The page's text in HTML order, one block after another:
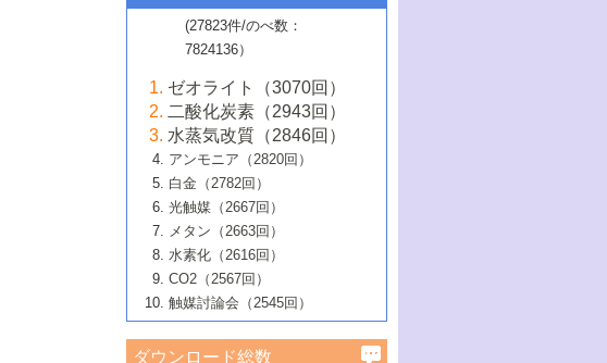
6号 石油のノーブル・ユースを志向した
触媒技術
大学：オンライン・対面開催）
B号 第127回触媒討論会（2021年・オン
ライン開催(Zoom)のみ）
5号 次世代の触媒プロセスを支えるマイ
6号 メタン転換技術の最新動向
B号 第125回触媒討論会（2020年・工学
院大学）
動向
4号 バイオマス化成品製造のための触媒
5号 固体触媒による含窒素有機化合物変
換の最前線
6号 貴金属使用量低減に向けた自動車排
ガス浄化触媒の開発
B号 第123回触媒討論会（2019年・大阪
5号 進化するゼオライト合成技術
6号 非貴金属系触媒における電気化学的
B号 第121回触媒討論会（2018年・東京
大学）
3号 無機分離膜材料の開発と触媒反応プ
ロセスへの適用
5号 水素のふるまいを解き明かす最先端
研究
6号 低級アルカンの有効利用のための触
媒技術
B号 第119回触媒討論会（2017年・首都
大学東京）
2号 リグニンからの化成品製造に向けた触
媒技術
3号 触媒研究の最先端～とびたて若き研究
者たち～（1）
4号 触媒研究の最先端～とびたて若き研究
者たち～（2）
5号 触媒研究の最先端～とびたて若き研究
者たち～（3）
6号 イオニクス材料と燃料電池・電解合成
の最新の研究動向
B号 第117回触媒討論会（2016年・大阪府
立大学）
1号 水素キャリアにかかわる触媒技術の新
2号 石油精製用触媒の最近の進展
3号 固体酸化物形燃料電池（SOFC）におけ
るアノード触媒上での燃料直接改質技術
4号 コアシェル構造の制御による触媒機能
5号 工業触媒およびその周辺技術の最近の
進歩
6号 ナノシート
B号 第115回触媒討論会（2015年・成蹊大
▼56巻（2014年）
2号 光触媒反応機構に関する最新の研究動
向
開発動向
4号 人工光合成に向けた近年のアプローチ
5号 未利用熱エネルギーの有効活用に貢献
する触媒技術
6号 ポリオキソメタレート
B号 第113回触媒討論会（2014年・ロワジ
ールホテル豊橋）
1号 高耐久性燃料電池システム用触媒にお
ける新展開
2号 リビングラジカル重合の最近の動向
3号 天然ガスの化学工業的展開に関する触
媒技術
4号 貴金属触媒の精密構造制御とその活用
5号 バイオマス化成品製造のための固体触
6号 ナノ空間─吸着状態解析から新機能開拓
▼54巻（2012年）
1号 規則性多孔体の利用技術における最近
の進歩
2号 第109回触媒討論会
3号 貴金属低減技術の最新動向
4号 貴金属代替技術の最新動向
5号 光触媒による物質変換反応の新展開
6号 グラフェン
7号 水素を利用する化成品合成の新潮流
▼53巻（2011年）
1号 金属学から見る合金触媒の新展開
2号 第107回触媒討論会
3号 触媒のその場観察法の進歩（１）
4号 触媒のその場観察法の進歩（２）
5号 不活性結合の触媒的活性化による有機
合成
6号 新しい固体酸触媒技術
▼52巻（2010年）
1号 触媒の劣化対策と長寿命触媒開発
2号 第105回触媒討論会
3号 ナノ構造が拓く新機能
4号 活性サイトおよびその環境の精密な設
計による触媒の高機能化
5号 触媒を有効に使うための技術
1号 炭素材料－熱い注目を集める材料－
2号 第103回触媒討論会
3号 環境浄化用光触媒の現状と課題
4号 水素社会の実現に向けた水素製造・貯
蔵技術の進歩
▼50巻（2008年）
1号 触媒化学と学会のこの10年，半世紀，
そして未来
2号 第101回触媒討論会
▼49巻（2007年）
1号 含フッ素化合物の合成と触媒
2号 第99回触媒討論会
3号 実用的ファインケミカル合成プロセス
▼48巻（2006年）
1号 固体酸触媒の最近の進歩
2号 第97回触媒討論会
1号 最近の触媒担体とその効果
▼46巻（2004年）
(27823件/のべ数：
7824136）
ゼオライト（3070回）
二酸化炭素（2943回）
水蒸気改質（2846回）
アンモニア（2820回）
白金（2782回）
光触媒（2667回）
メタン（2663回）
水素化（2616回）
CO2（2567回）
触媒討論会（2545回）
ダウンロード総数